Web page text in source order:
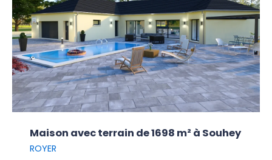
Maison avec terrain de 1698 m² à Souhey
ROYER